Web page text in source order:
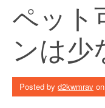
ペット
ンは少
Posted by d2kwmrav on